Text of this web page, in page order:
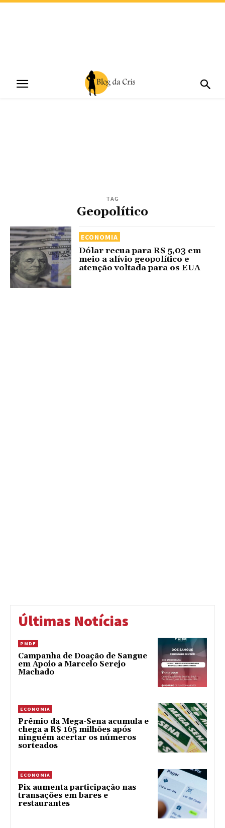
TAG
Geopolítico
ECONOMIA
Dólar recua para R$ 5,03 em
meio a alívio geopolítico e
atenção voltada para os EUA
Últimas Notícias
PMDF
Campanha de Doação de Sangue
em Apoio a Marcelo Serejo
Machado
ECONOMIA
Prêmio da Mega-Sena acumula e
chega a R$ 165 milhões após
ninguém acertar os números
sorteados
ECONOMIA
Pix aumenta participação nas
transações em bares e
restaurantes